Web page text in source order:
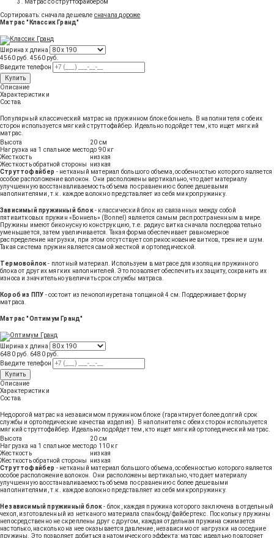
Матрас со струттофайбером
Сортировать: сначала дешевле сначала дороже
Матрас "Классик Гранд"
Ширина х длина
4560 руб. 4560 руб.
Введите телефон
Купить
Описание
Характеристики
Состав
Популярный классический матрас на пружинном блоке боннель. В наполнителя с обеих
сторон используется мягкий струттофайбер. Идеально подойдет тем, кто ищет мягкий
матрас.
Высота
20 см
Нагрузка на 1 спальное местодо 90 кг
Жесткость
низкая
Жесткость обратной стороны
низкая
Струттофайбер - нетканый материал большого объема, особенностью которого является
особое расположение волокон. Они расположены вертикально, что дает материалу
улучшенную восстанавливаемость объема по сравнению с более дешевыми
наполнителями, т.к. каждое волокно представляет из себя микропружинку.
Зависимый пружинный блок- классический блок из связанных между собой
пятивитковых пружин «Боннель» (Bonnel) является самым распространенным в мире.
Пружины имеют биконусную конструкцию, т.е. радиус витка сначала последовательно
уменьшается, затем увеличивается. Такая форма обеспечивает равномерное
распределение нагрузки, при этом отсутствует соприкосновение витков, трение и шум.
Такая система пружин является самой жесткой и ортопедической.
Термовойлок- плотный материал. Используем в матрасе для изоляции пружинного
блока от других мягких наполнителей. Это позволяет обеспечить их защиту, сохранить их
износа и значительно увеличить срок службы матраса.
Короб из ППУ - состоит из пенополиуретана толщиной 4 см. Поддерживает форму
матраса.
Матрас "Оптимум Гранд"
Ширина х длина
6480 руб. 6480 руб.
Введите телефон
Купить
Описание
Характеристики
Состав
Недорогой матрас на независимом пружинном блоке (гарантирует более долгий срок
службы и ортопедические качества изделия). В наполнителя с обеих сторон используется
мягкий струттофайбер. Идеально подойдет тем, кто ищет мягкий ортопедический матрас.
Высота
20 см
Нагрузка на 1 спальное местодо 110 кг
Жесткость
низкая
Жесткость обратной стороны
низкая
Струттофайбер - нетканый материал большого объема, особенностью которого является
особое расположение волокон. Они расположены вертикально, что дает материалу
улучшенную восстанавливаемость объема по сравнению с более дешевыми
наполнителями, т.к. каждое волокно представляет из себя микропружинку.
Независимый пружинный блок- блок, каждая пружина которого заключена в отдельный
чехол, изготовленный из нетканого материала спанбонд/файбертекс. Поскольку пружины
непосредственно не скреплены друг с другом, каждая отдельная пружина сжимается
настолько, насколько на нее оказывается давление, независимо от нагрузки на соседние
пружины. Это позволяет добиться анатомического эффекта: матрас идеально повторяет